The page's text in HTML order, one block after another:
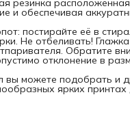
резинка
и обеспечивая
постирайте её в
Не отбеливать!
Обратите
отклонение в
вы можете подобрать и
ярких принтах